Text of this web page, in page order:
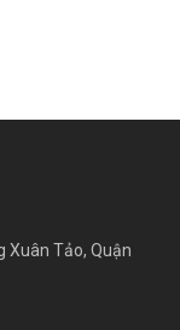
Xuân Tảo, Quận